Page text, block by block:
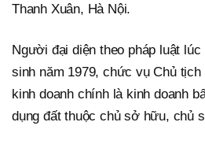
Thanh Xuân, Hà Nội.
Người đại diện theo pháp luật lúc
sinh năm 1979, chức vụ Chủ tịch
kinh doanh chính là kinh doanh
dụng đất thuộc chủ sở hữu, chủ